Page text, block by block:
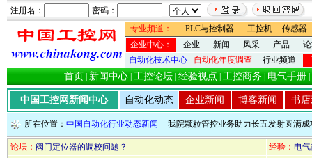
注册名：
密码：
专业频道：
PLC与控制器 工控机
传感器
企业中心：
企业 新闻 风采 产品
自动化技术中心
自动化年度调查 行业频道
首页 新闻中心 工控论坛 经验视点 工控商务 电气手册
中国工控网新闻中心 自动化动态 企业新闻 博客新闻 书
所在位置： 中国自动化行业动态新闻 -- 我院颗粒管控业务助力长五发射圆满成
论坛： 阀门定位器的调校问题？ 经验： 电